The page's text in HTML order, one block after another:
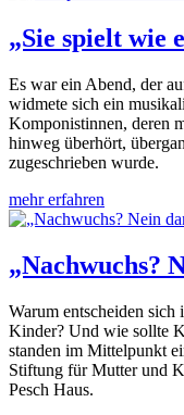
„Sie spielt wie
Es war ein Abend, der
widmete sich ein
Komponistinnen, deren
hinweg überhört,
zugeschrieben wurde.
mehr erfahren
„Nachwuchs?
Warum entscheiden sich
Kinder? Und wie sollte
standen im Mittelpunkt
Stiftung für Mutter und
Pesch Haus.